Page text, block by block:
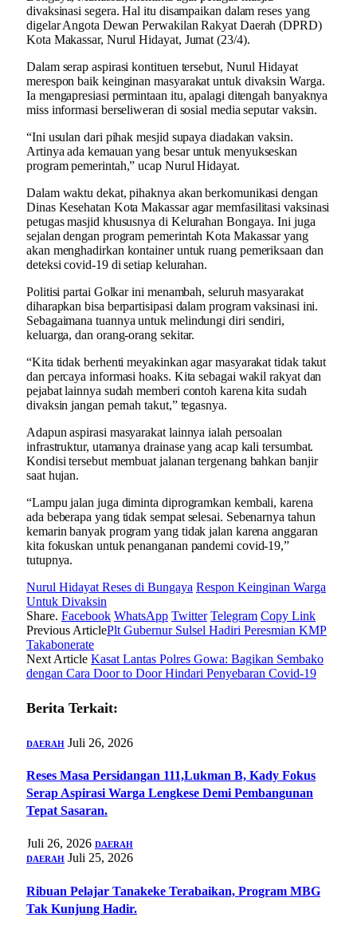
divaksinasi segera. Hal itu disampaikan dalam reses yang
digelar Angota Dewan Perwakilan Rakyat Daerah (DPRD)
Kota Makassar, Nurul Hidayat, Jumat (23/4).
Dalam serap aspirasi kontituen tersebut, Nurul Hidayat
merespon baik keinginan masyarakat untuk divaksin Warga.
Ia mengapresiasi permintaan itu, apalagi ditengah banyaknya
miss informasi berseliweran di sosial media seputar vaksin.
“Ini usulan dari pihak mesjid supaya diadakan vaksin.
Artinya ada kemauan yang besar untuk menyukseskan
program pemerintah,” ucap Nurul Hidayat.
Dalam waktu dekat, pihaknya akan berkomunikasi dengan
Dinas Kesehatan Kota Makassar agar memfasilitasi vaksinasi
petugas masjid khususnya di Kelurahan Bongaya. Ini juga
sejalan dengan program pemerintah Kota Makassar yang
akan menghadirkan kontainer untuk ruang pemeriksaan dan
deteksi covid-19 di setiap kelurahan.
Politisi partai Golkar ini menambah, seluruh masyarakat
diharapkan bisa berpartisipasi dalam program vaksinasi ini.
Sebagaimana tuannya untuk melindungi diri sendiri,
keluarga, dan orang-orang sekitar.
“Kita tidak berhenti meyakinkan agar masyarakat tidak takut
dan percaya informasi hoaks. Kita sebagai wakil rakyat dan
pejabat lainnya sudah memberi contoh karena kita sudah
divaksin jangan pernah takut,” tegasnya.
Adapun aspirasi masyarakat lainnya ialah persoalan
infrastruktur, utamanya drainase yang acap kali tersumbat.
Kondisi tersebut membuat jalanan tergenang bahkan banjir
saat hujan.
“Lampu jalan juga diminta diprogramkan kembali, karena
ada beberapa yang tidak sempat selesai. Sebenarnya tahun
kemarin banyak program yang tidak jalan karena anggaran
kita fokuskan untuk penanganan pandemi covid-19,”
tutupnya.
Nurul Hidayat Reses di Bungaya Respon Keinginan Warga
Untuk Divaksin
Share. Facebook WhatsApp Twitter Telegram Copy Link
Previous ArticlePlt Gubernur Sulsel Hadiri Peresmian KMP
Takabonerate
Next Article Kasat Lantas Polres Gowa: Bagikan Sembako
dengan Cara Door to Door Hindari Penyebaran Covid-19
Berita Terkait:
DAERAH Juli 26, 2026
Reses Masa Persidangan 111,Lukman B, Kady Fokus
Serap Aspirasi Warga Lengkese Demi Pembangunan
Tepat Sasaran.
Juli 26, 2026 DAERAH
DAERAH Juli 25, 2026
‍Ribuan Pelajar Tanakeke Terabaikan, Program MBG
Tak Kunjung Hadir.